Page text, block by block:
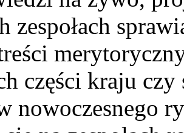
zespołach
części kraju
nowoczesnego